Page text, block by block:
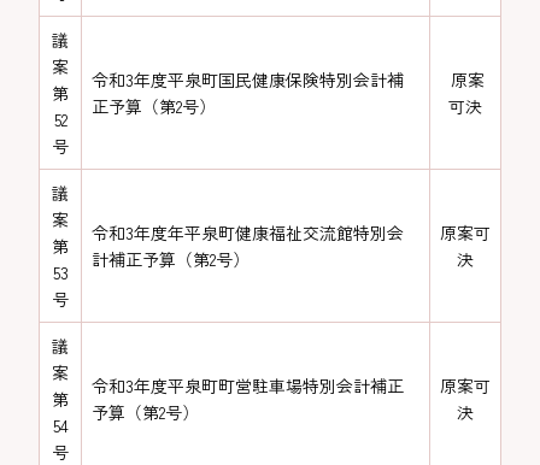
議
案
第
52
号
令和3年度平泉町国民健康保険特別会計補
正予算（第2号）
原案
可決
議
案
第
53
号
令和3年度年平泉町健康福祉交流館特別会
計補正予算（第2号）
原案可
決
議
案
第
54
号
令和3年度平泉町町営駐車場特別会計補正
予算（第2号）
原案可
決